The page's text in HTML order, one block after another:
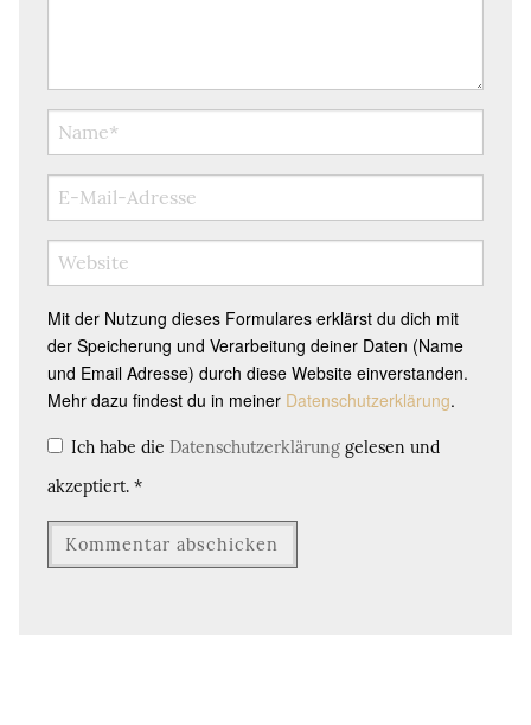
Mit der Nutzung dieses Formulares erklärst du dich mit
der Speicherung und Verarbeitung deiner Daten (Name
und Email Adresse) durch diese Website einverstanden.
Mehr dazu findest du in meiner Datenschutzerklärung.
Ich habe die Datenschutzerklärung gelesen und
akzeptiert. *